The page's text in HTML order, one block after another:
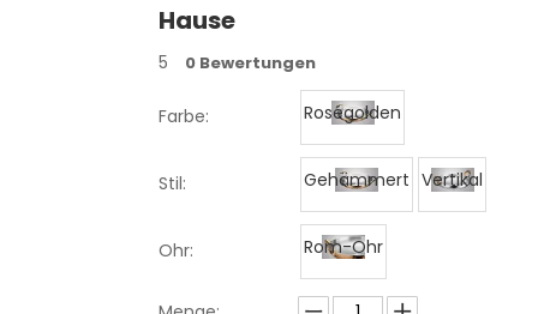
Hause
5 0 Bewertungen
Farbe: Roségolden
Stil: Gehämmert Vertikal
Ohr: Rom-Ohr